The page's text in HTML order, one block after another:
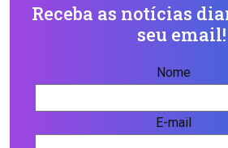
Receba as notícias
seu email!
Nome
E-mail